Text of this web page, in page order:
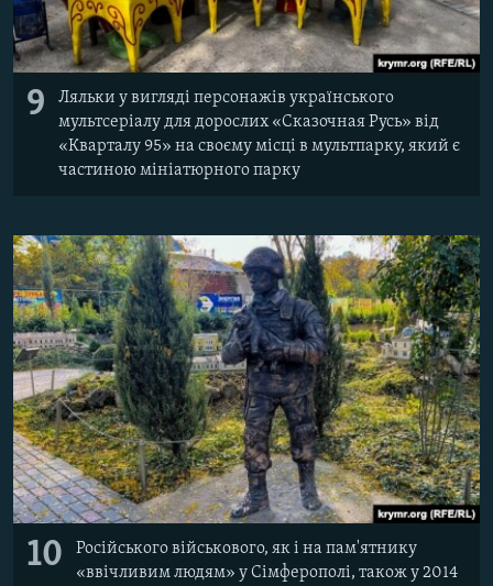
9
Ляльки у вигляді персонажів українського
мультсеріалу для дорослих «Сказочная Русь» від
«Кварталу 95» на своєму місці в мультпарку, який є
частиною мініатюрного парку
10
Російського військового, як і на пам'ятнику
«ввічливим людям» у Сімферополі, також у 2014